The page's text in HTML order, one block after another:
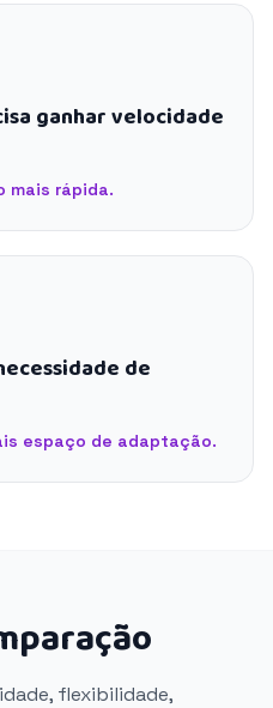
ganhar velocidade
mais rápida.
de
espaço de adaptação.
flexibilidade,